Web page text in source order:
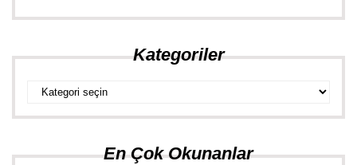
Kategoriler
Kategoriler
En Çok Okunanlar